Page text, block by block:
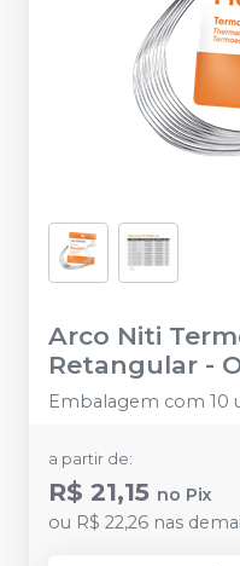
Arco Niti
Retangular -
Embalagem com 10
a partir de:
R$ 21,15 no Pix
ou R$ 22,26 nas